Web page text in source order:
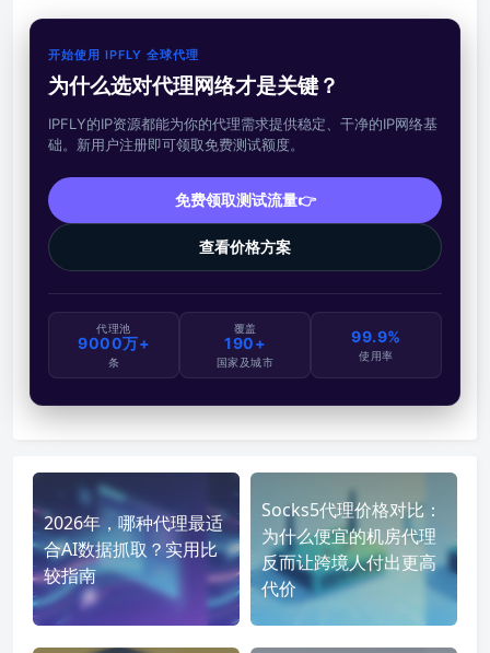
开始使用 IPFLY 全球代理
为什么选对代理网络才是关键？
IPFLY的IP资源都能为你的代理需求提供稳定、干净的IP网络基
础。新用户注册即可领取免费测试额度。
免费领取测试流量👉
查看价格方案
代理池
9000万+
条
覆盖
190+
国家及城市
99.9%
使用率
2026年，哪种代理最适
合AI数据抓取？实用比
较指南
Socks5代理价格对比：
为什么便宜的机房代理
反而让跨境人付出更高
代价